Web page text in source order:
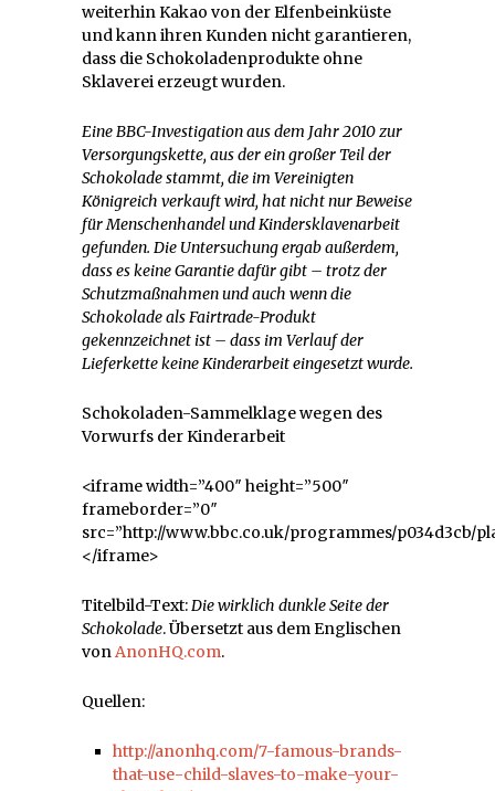
weiterhin Kakao von der Elfenbeinküste
und kann ihren Kunden nicht garantieren,
dass die Schokoladenprodukte ohne
Sklaverei erzeugt wurden.
Eine BBC-Investigation aus dem Jahr 2010 zur
Versorgungskette, aus der ein großer Teil der
Schokolade stammt, die im Vereinigten
Königreich verkauft wird, hat nicht nur Beweise
für Menschenhandel und Kindersklavenarbeit
gefunden. Die Untersuchung ergab außerdem,
dass es keine Garantie dafür gibt – trotz der
Schutzmaßnahmen und auch wenn die
Schokolade als Fairtrade-Produkt
gekennzeichnet ist – dass im Verlauf der
Lieferkette keine Kinderarbeit eingesetzt wurde.
Schokoladen-Sammelklage wegen des
Vorwurfs der Kinderarbeit
<iframe width=”400″ height=”500″
frameborder=”0″
src=”http://www.bbc.co.uk/programmes/p034d3cb/
</iframe>
Titelbild-Text:Die wirklich dunkle Seite der
Schokolade. Übersetzt aus dem Englischen
vonAnonHQ.com.
Quellen:
http://anonhq.com/7-famous-brands-
that-use-child-slaves-to-make-your-